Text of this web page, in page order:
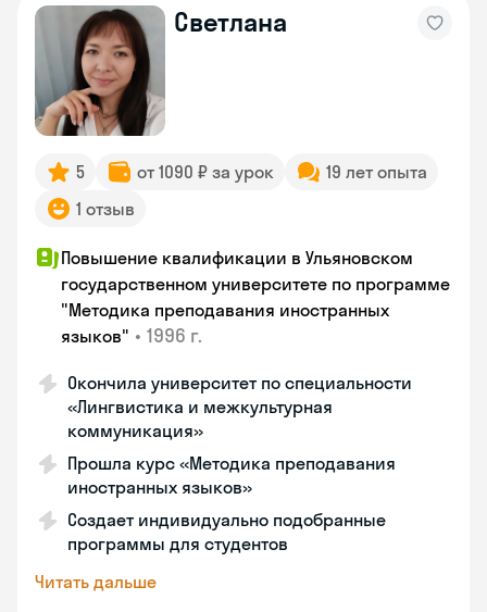
Светлана
5 от 1090 ₽ за урок
19 лет опыта
1 отзыв
Повышение квалификации в Ульяновском
государственном университете по программе
"Методика преподавания иностранных
языков" • 1996 г.
Окончила университет по специальности
«Лингвистика и межкультурная
коммуникация»
Прошла курс «Методика преподавания
иностранных языков»
Создает индивидуально подобранные
программы для студентов
Читать дальше